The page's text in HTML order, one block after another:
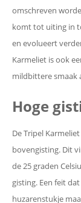
omschreven
komt tot uiting in
en evolueert
Karmeliet is ook
mildbittere smaak
Hoge
De Tripel Karmeliet
bovengisting. Dit
de 25 graden
gisting. Een feit
huzarenstukje